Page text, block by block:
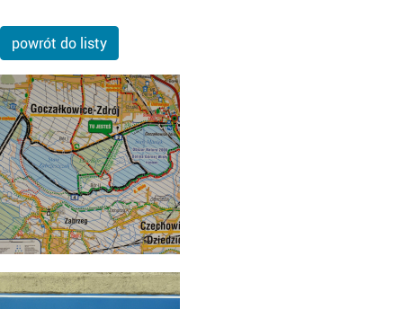
powrót do listy